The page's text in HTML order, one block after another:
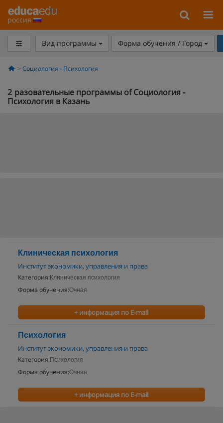
россия
Вид программы Форма обучения / Город
Социология - Психология
2 разовательные программы of Социология -
Психология в Казань
Клиническая психология
Институт экономики, управления и права
Категория: Клиническая психология
Форма обучения:Очная
+ информация по E-mail
Психология
Институт экономики, управления и права
Категория: Психология
Форма обучения:Очная
+ информация по E-mail